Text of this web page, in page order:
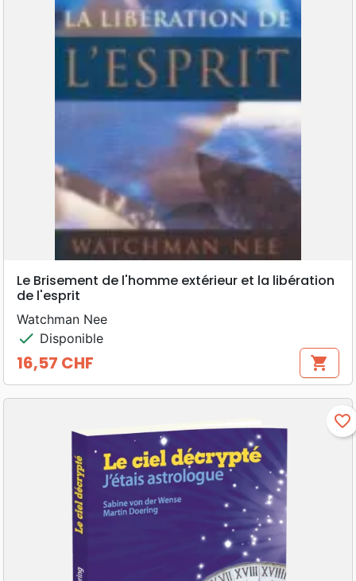
Le Brisement de l'homme extérieur et la libération
de l'esprit
Watchman Nee
check Disponible
Prix
16,57 CHF shopping_cart
favorite_border